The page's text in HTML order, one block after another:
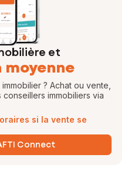
et
moyenne
? Achat ou vente,
immobiliers via
si la vente se
Connect